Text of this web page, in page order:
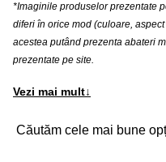
*Imaginile produselor prezentate
diferi în orice mod (culoare,
acestea putând prezenta abateri
prezentate pe site.
Vezi mai mult↓
Căutăm cele mai bune